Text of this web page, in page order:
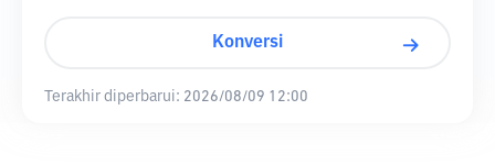
Konversi
Terakhir diperbarui: 2026/08/09 12:00